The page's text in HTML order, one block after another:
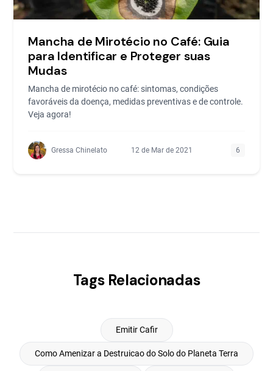
Mancha de Mirotécio no Café: Guia
para Identificar e Proteger suas
Mudas
Mancha de mirotécio no café: sintomas, condições
favoráveis da doença, medidas preventivas e de controle.
Veja agora!
Gressa Chinelato 12 de Mar de 2021 6
Tags Relacionadas
Emitir Cafir
Como Amenizar a Destruicao do Solo do Planeta Terra